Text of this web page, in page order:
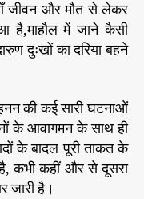
जीवन और मौत से लेकर
है,माहौल में जाने कैसी
दुःखों का दरिया बहने
की कई सारी घटनाओं
के आवागमन के साथ ही
के बादल पूरी ताकत के
कभी कहीं और से दूसरा
जारी है।